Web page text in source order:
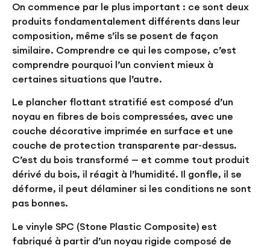
On commence par le plus important : ce sont deux
produits fondamentalement différents dans leur
composition, même s’ils se posent de façon
similaire. Comprendre ce qui les compose, c’est
comprendre pourquoi l’un convient mieux à
certaines situations que l’autre.
Le plancher flottant stratifié est composé d’un
noyau en fibres de bois compressées, avec une
couche décorative imprimée en surface et une
couche de protection transparente par-dessus.
C’est du bois transformé — et comme tout produit
dérivé du bois, il réagit à l’humidité. Il gonfle, il se
déforme, il peut délaminer si les conditions ne sont
pas bonnes.
Le vinyle SPC (Stone Plastic Composite) est
fabriqué à partir d’un noyau rigide composé de